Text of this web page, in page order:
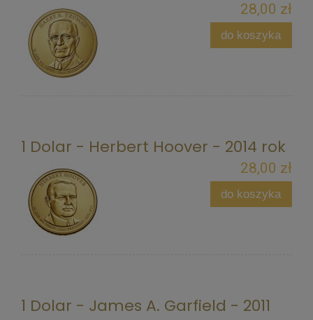
28,00 zł
do koszyka
1 Dolar - Herbert Hoover - 2014 rok
28,00 zł
do koszyka
1 Dolar - James A. Garfield - 2011